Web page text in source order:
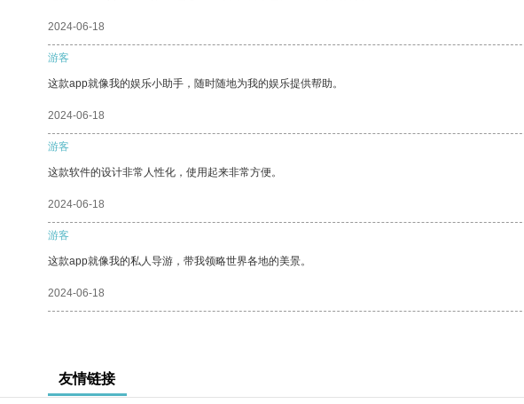
2024-06-18
游客
这款app就像我的娱乐小助手，随时随地为我的娱乐提供帮助。
2024-06-18
游客
这款软件的设计非常人性化，使用起来非常方便。
2024-06-18
游客
这款app就像我的私人导游，带我领略世界各地的美景。
2024-06-18
友情链接